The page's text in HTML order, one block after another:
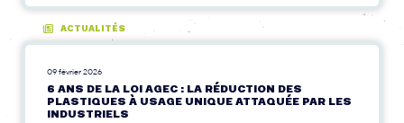
ACTUALITÉS
09 février 2026
6 ANS DE LA LOI AGEC : LA RÉDUCTION DES
PLASTIQUES À USAGE UNIQUE ATTAQUÉE PAR LES
INDUSTRIELS